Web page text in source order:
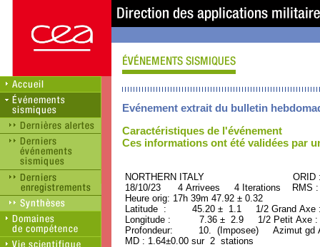
Evénement extrait du bulletin
Caractéristiques de l'événement
Ces informations ont été validées par
NORTHERN ITALY ORID :
18/10/23 4 Arrivees 4 Iterations RMS
Heure orig: 17h 39m 47.92 ± 0.32
Latitude : 45.20 ± 1.1 1/2 Grand
Longitude : 7.36 ± 2.9 1/2 Petit Axe
Profondeur: 10. (Imposee) Azimut gd
MD : 1.64±0.00 sur 2 stations